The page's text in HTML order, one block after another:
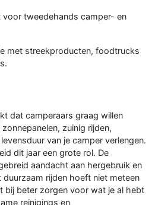
voor tweedehands camper- en
met streekproducten, foodtrucks
dat camperaars graag willen
zuinig rijden,
van je camper verlengen.
dit jaar een grote rol. De
aandacht aan hergebruik en
rijden hoeft niet meteen
bij beter zorgen voor wat je al hebt
reinigings en